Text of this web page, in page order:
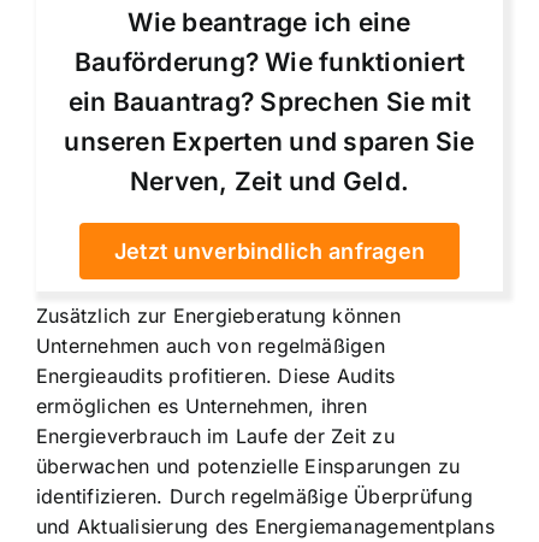
Wie beantrage ich eine
Bauförderung? Wie funktioniert
ein Bauantrag? Sprechen Sie mit
unseren Experten und sparen Sie
Nerven, Zeit und Geld.
Jetzt unverbindlich anfragen
Zusätzlich zur Energieberatung können
Unternehmen auch von regelmäßigen
Energieaudits profitieren. Diese Audits
ermöglichen es Unternehmen, ihren
Energieverbrauch im Laufe der Zeit zu
überwachen und potenzielle Einsparungen zu
identifizieren. Durch regelmäßige Überprüfung
und Aktualisierung des Energiemanagementplans